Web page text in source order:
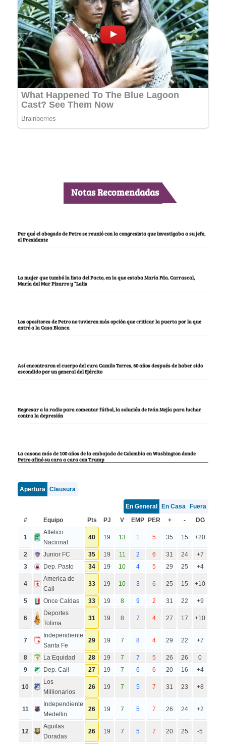
Notas Recomendadas
Por qué el abogado de Petro se reunió con la congresista que investigaba a su jefe,
el Presidente
La mujer que tumbó la lista del Pacto, en la que estaba María Fda. Carrascal,
María del Mar Pizarro y “Lalis
Los opositores de Petro no tuvieron más opción que criticar la puerta por la que
entró a la Casa Blanca
Así encontraron el cuerpo del cura Camilo Torres, 60 años después de haber sido
escondido por un general del Ejército
Regresar a la radio para comentar fútbol, la solución de Iván Mejía para luchar
contra la depresión
La casona más de 100 años de la embajada de Colombia en Washington donde
Petro afinó su cara a cara con Trump
Apertura Clausura
En General En Casa
Fuera
#
Equipo Pts PJ V EMP PER + - DG
1
Atletico
Nacional
40 19 13 1 5 35 15 +20
2 Junior FC 35 19 11 2 6 31 24
+7
3
Dep. Pasto 34 19 10 4 5 29 25 +4
4
America de
Cali
33 19 10 3 6 25 15 +10
5 Once Caldas 33 19 8 9 2 31 22 +9
6
Deportes
Tolima
31 19 8 7 4 27 17 +10
7
Independiente
Santa Fe
29 19 7 8 4 29 22 +7
8 La Equidad 28 19 7 7 5 26 26
0
9
Dep. Cali 27 19 7 6 6 20 16 +4
10
Los
Millionarios
26 19 7 5 7 31 23 +8
11
Independiente
Medellin
26 19 7 5 7 26 24 +2
12
Aguilas
Doradas
26 19 7 5 7 20 25 -5